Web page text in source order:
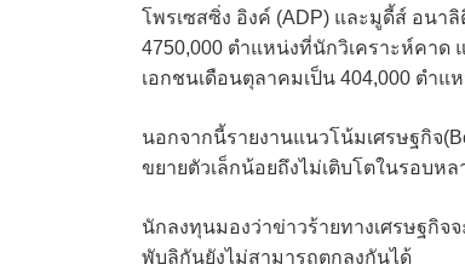
โพรเซสซิ่ง อิงค์ (ADP) และมูดี้ส์ อนา
4750,000 ตำแหน่งที่นักวิเคราะห์คาด
เอกชนเดือนตุลาคมเป็น 404,000 ตำแ
นอกจากนี้รายงานแนวโน้มเศรษฐกิจ
ขยายตัวเล็กน้อยถึงไม่เติบโตในรอบห
นักลงทุนมองว่าข่าวร้ายทางเศรษฐกิจ
พับลิกันยังไม่สามารถตกลงกันได้